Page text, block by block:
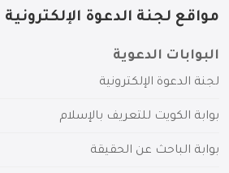
مواقع لجنة الدعوة الإلكترونية
البوابات الدعوية
لجنة الدعوة الإلكترونية
بوابة الكويت للتعريف بالإسلام
بوابة الباحث عن الحقيقة